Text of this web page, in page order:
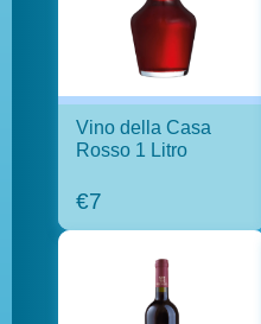
Vino della Casa
Rosso 1 Litro
€7